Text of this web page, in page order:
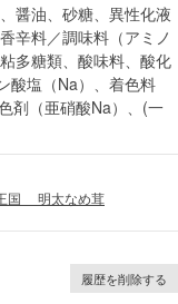
醤油、砂糖、異性化液
辛料／調味料（アミノ
多糖類、酸味料、酸化
酸塩（Na）、着色料
剤（亜硝酸Na）、(一
国 明太なめ茸
履歴を削除する